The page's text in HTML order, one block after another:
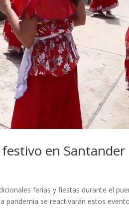
en Santander
ferias y fiestas durante el
pandemia se reactivarán estos